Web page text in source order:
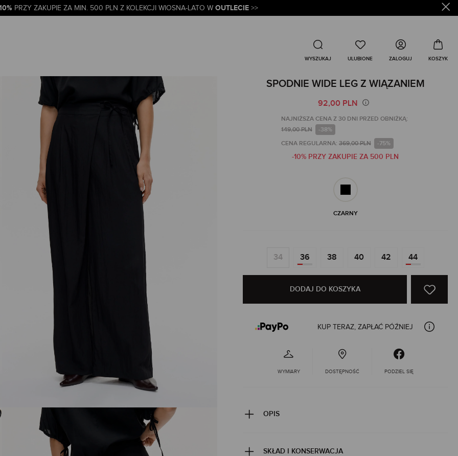
PRZY ZAKUPIE ZA MIN. 500 PLN Z KOLEKCJI WIOSNA-LATO W OUTLECIE >>
ZALOGUJ
SPODNIE WIDE LEG Z WIĄZANIEM
92,00 PLN
NAJNIŻSZA CENA Z 30 DNI PRZED OBNIŻKĄ:
149,00 PLN
-38%
CENA REGULARNA: 369,00 PLN -75%
-10% PRZY ZAKUPIE ZA 500 PLN
CZARNY
34 36 38 40 42 44
DODAJ DO KOSZYKA
KUP TERAZ, ZAPŁAĆ PÓŹNIEJ
WYMIARY DOSTĘPNOŚĆ PODZIEL SIĘ
OPIS
SKŁAD I KONSERWACJA